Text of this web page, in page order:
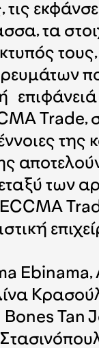
τις
τα
ρευμάτων
επιφάνειά
Trade,
της
των
Tan